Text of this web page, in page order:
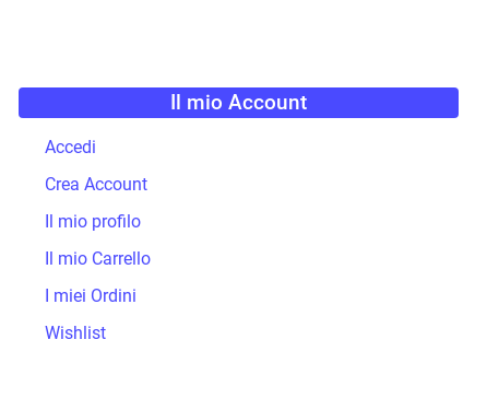
Il mio Account
Accedi
Crea Account
Il mio profilo
Il mio Carrello
I miei Ordini
Wishlist